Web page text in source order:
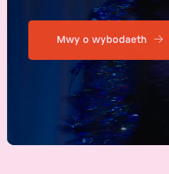
Mwy o wybodaeth